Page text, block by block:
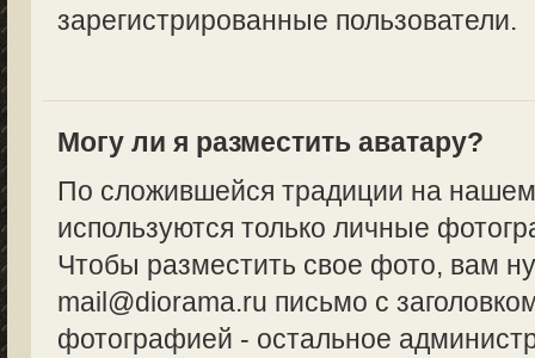
зарегистрированные пользователи.
Могу ли я разместить аватару?
По сложившейся традиции на
используются только личные
Чтобы разместить свое фото, вам
mail@diorama.ru письмо с
фотографией - остальное